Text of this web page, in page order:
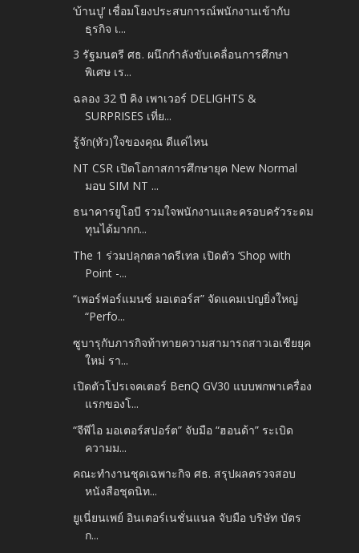
‘บ้านปู’ เชื่อมโยงประสบการณ์พนักงานเข้ากับ
ธุรกิจ เ...
3 รัฐมนตรี ศธ. ผนึกกำลังขับเคลื่อนการศึกษา
พิเศษ เร...
ฉลอง 32 ปี คิง เพาเวอร์ DELIGHTS &
SURPRISES เที่ย...
รู้จัก(หัว)ใจของคุณ ดีแค่ไหน
NT CSR เปิดโอกาสการศึกษายุค New Normal
มอบ SIM NT ...
ธนาคารยูโอบี รวมใจพนักงานและครอบครัวระดม
ทุนได้มากก...
The 1 ร่วมปลุกตลาดรีเทล เปิดตัว ‘Shop with
Point -...
“เพอร์ฟอร์แมนซ์ มอเตอร์ส” จัดแคมเปญยิ่งใหญ่
“Perfo...
ซูบารุกับภารกิจท้าทายความสามารถสาวเอเชียยุค
ใหม่ รา...
เปิดตัวโปรเจคเตอร์ BenQ GV30 แบบพกพาเครื่อง
แรกของโ...
“จีพีไอ มอเตอร์สปอร์ต” จับมือ “ฮอนด้า” ระเบิด
ความม...
คณะทำงานชุดเฉพาะกิจ ศธ. สรุปผลตรวจสอบ
หนังสือชุดนิท...
ยูเนี่ยนเพย์ อินเตอร์เนชั่นแนล จับมือ บริษัท บัตร
ก...